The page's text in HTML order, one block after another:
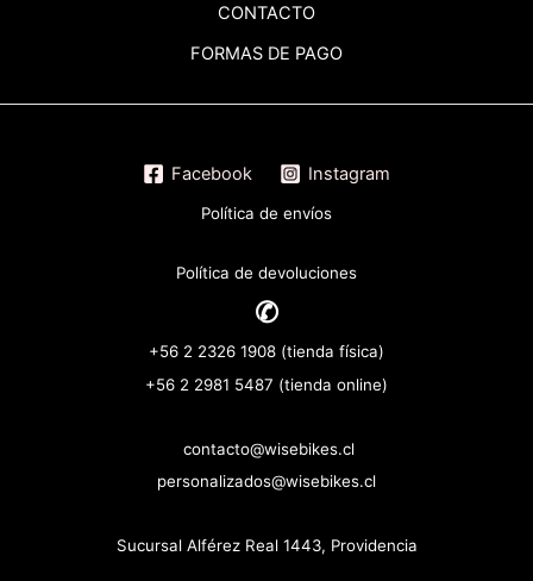
CONTACTO
FORMAS DE PAGO
Facebook Instagram
Política de envíos
Política de devoluciones
✆
+56 2 2326 1908 (tienda física)
+56 2 2981 5487 (tienda online)
contacto@wisebikes.cl
personalizados@wisebikes.cl
Sucursal Alférez Real 1443, Providencia